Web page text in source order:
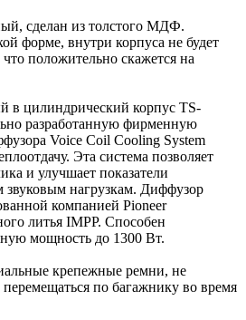
сделан из толстого МДФ.
форме, внутри корпуса не будет
положительно скажется на
в цилиндрический корпус TS-
разработанную фирменную
Voice Coil Cooling System
Эта система позволяет
и улучшает показатели
звуковым нагрузкам. Диффузор
компанией Pioneer
литья IMPP. Способен
мощность до 1300 Вт.
крепежные ремни, не
по багажнику во время